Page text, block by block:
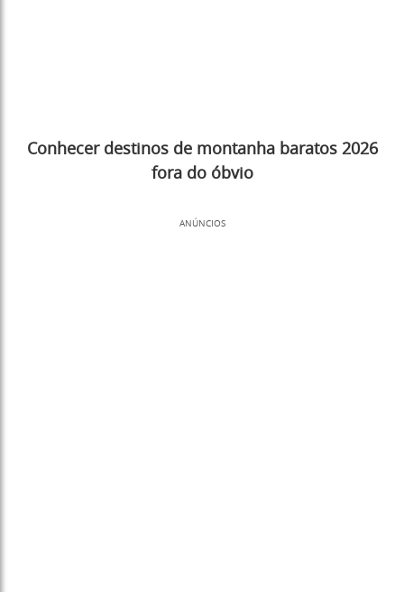
Conhecer destinos de montanha baratos 2026
fora do óbvio
ANÚNCIOS